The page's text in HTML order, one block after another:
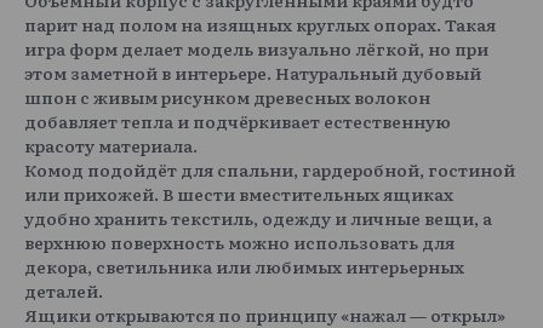
парит над полом на изящных круглых опорах. Такая
игра форм делает модель визуально лёгкой, но при
этом заметной в интерьере. Натуральный дубовый
шпон с живым рисунком древесных волокон
добавляет тепла и подчёркивает естественную
красоту материала.
Комод подойдёт для спальни, гардеробной, гостиной
или прихожей. В шести вместительных ящиках
удобно хранить текстиль, одежду и личные вещи, а
верхнюю поверхность можно использовать для
декора, светильника или любимых интерьерных
деталей.
Ящики открываются по принципу «нажал — открыл»